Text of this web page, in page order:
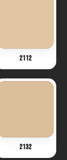
2112
2132